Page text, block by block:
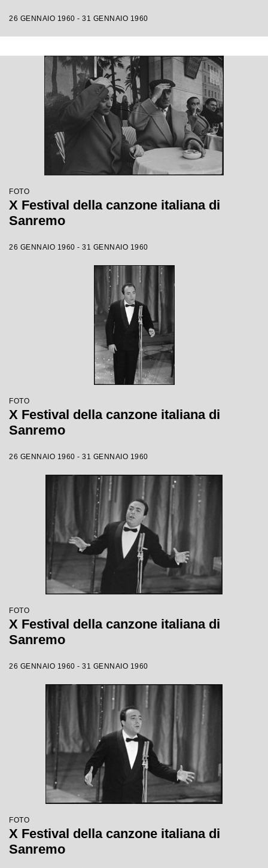
26 GENNAIO 1960 - 31 GENNAIO 1960
FOTO
X Festival della canzone italiana di
Sanremo
26 GENNAIO 1960 - 31 GENNAIO 1960
FOTO
X Festival della canzone italiana di
Sanremo
26 GENNAIO 1960 - 31 GENNAIO 1960
FOTO
X Festival della canzone italiana di
Sanremo
26 GENNAIO 1960 - 31 GENNAIO 1960
FOTO
X Festival della canzone italiana di
Sanremo